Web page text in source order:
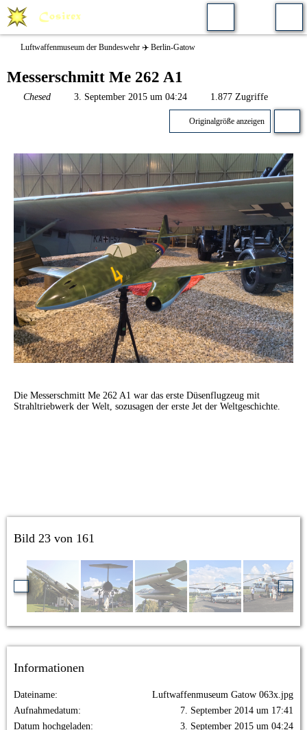
Luftwaffenmuseum der Bundeswehr ✈️ Berlin-Gatow
Messerschmitt Me 262 A1
Chesed 3. September 2015 um 04:24 1.877 Zugriffe
Originalgröße anzeigen
Die Messerschmitt Me 262 A1 war das erste Düsenflugzeug mit
Strahltriebwerk der Welt, sozusagen der erste Jet der Weltgeschichte.
Bild 23 von 161
Informationen
Dateiname
Luftwaffenmuseum Gatow 063x.jpg
Aufnahmedatum
7. September 2014 um 17:41
Datum hochgeladen
3. September 2015 um 04:24